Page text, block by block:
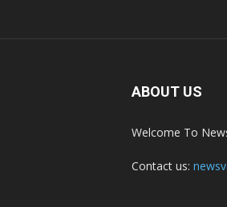
ABOUT US
Welcome To
Contact us: